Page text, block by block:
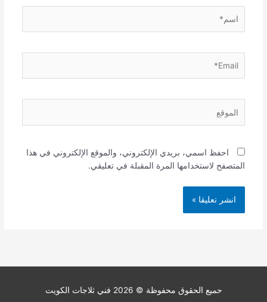
احفظ اسمي، بريدي الإلكتروني، والموقع الإلكتروني في هذا
المتصفح لاستخدامها المرة المقبلة في تعليقي.
حميع الحقوق محفوظة © 2026 فني ثلاجات الكويت